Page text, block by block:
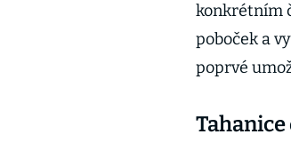
konkrétním
poboček a
poprvé